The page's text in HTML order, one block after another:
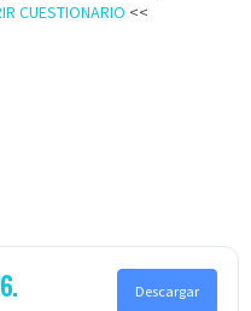
CUESTIONARIO <<
Descargar